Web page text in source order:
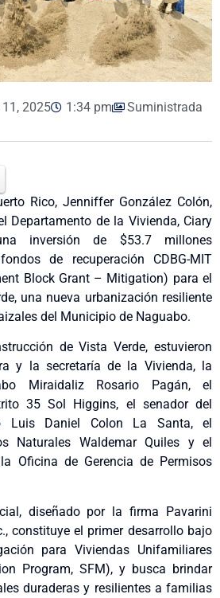
2025 1:34 pm Suministrada
Rico, Jenniffer González Colón,
Departamento de la Vivienda, Ciary
inversión de $53.7 millones
de recuperación CDBG-MIT
Block Grant – Mitigation) para el
una nueva urbanización resiliente
del Municipio de Naguabo.
de Vista Verde, estuvieron
y la secretaría de la Vivienda, la
Miraidaliz Rosario Pagán, el
35 Sol Higgins, el senador del
Luis Daniel Colon La Santa, el
Naturales Waldemar Quiles y el
Oficina de Gerencia de Permisos
diseñado por la firma Pavarini
constituye el primer desarrollo bajo
para Viviendas Unifamiliares
Program, SFM), y busca brindar
duraderas y resilientes a familias